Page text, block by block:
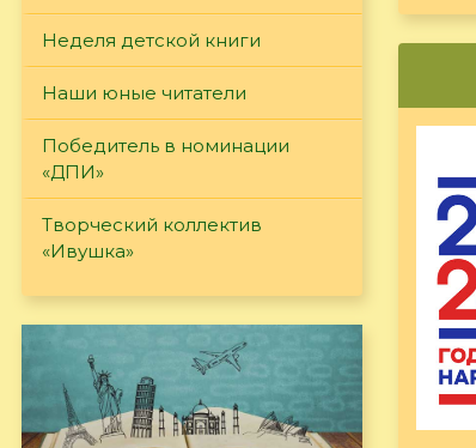
Неделя детской книги
Наши юные читатели
Победитель в номинации
«ДПИ»
Творческий коллектив
«Ивушка»